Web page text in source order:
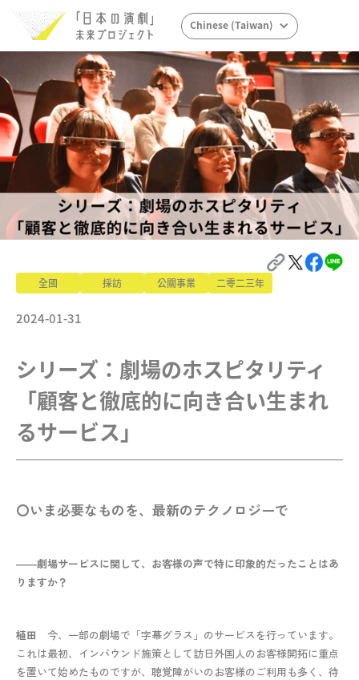
Chinese (Taiwan)
全國 採訪 公關事業 二零二三年
2024-01-31
シリーズ：劇場のホスピタリティ
「顧客と徹底的に向き合い生まれ
るサービス」
〇いま必要なものを、最新のテクノロジーで
――劇場サービスに関して、お客様の声で特に印象的だったことはあ
りますか？
植田
今、一部の劇場で「字幕グラス」のサービスを行っています。
これは最初、インバウンド施策として訪日外国人のお客様開拓に重点
を置いて始めたものですが、聴覚障がいのお客様のご利用も多く、待